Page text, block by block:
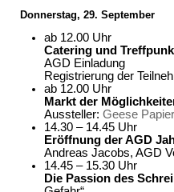
Donnerstag, 29. September
ab 12.00 Uhr
Catering und
AGD Einladung
Registrierung der
ab 12.00 Uhr
Markt der
Aussteller: Geese Papier
14.30 – 14.45 Uhr
Eröffnung der AGD
Andreas Jacobs, AGD
14.45 – 15.30 Uhr
Die Passion des